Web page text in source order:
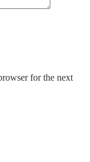
for the next